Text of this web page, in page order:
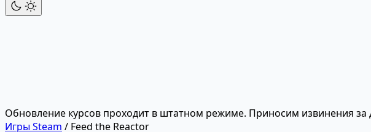
Обновление курсов проходит в штатном режиме. Приносим извинения за
Игры Steam / Feed the Reactor